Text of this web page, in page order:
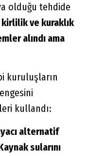
olduğu tehdide
kirlilik ve kuraklık
alındı ama
kuruluşların
kullandı:
alternatif
sularını